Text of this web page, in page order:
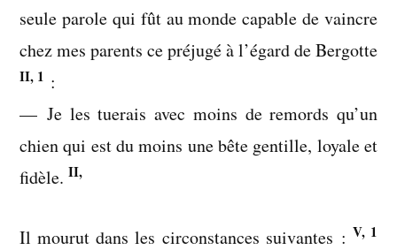
seule parole qui fût au monde capable de vaincre
chez mes parents ce préjugé à l’égard de Bergotte
II, 1 :
— Je les tuerais avec moins de remords qu’un
chien qui est du moins une bête gentille, loyale et
fidèle. II,
Il mourut dans les circonstances suivantes : V, 1